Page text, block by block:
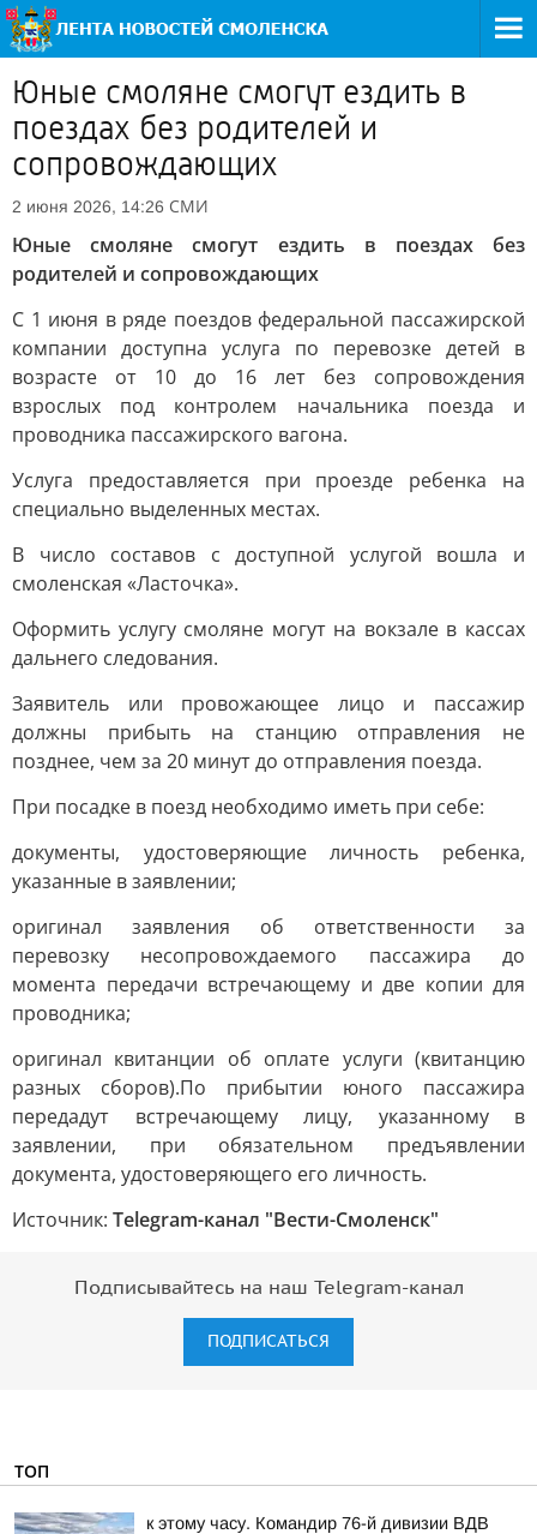
Юные смоляне смогут ездить в
поездах без родителей и
сопровождающих
2 июня 2026, 14:26 СМИ
Юные смоляне смогут ездить в поездах без
родителей и сопровождающих
С 1 июня в ряде поездов федеральной пассажирской
компании доступна услуга по перевозке детей в
возрасте от 10 до 16 лет без сопровождения
взрослых под контролем начальника поезда и
проводника пассажирского вагона.
Услуга предоставляется при проезде ребенка на
специально выделенных местах.
В число составов с доступной услугой вошла и
смоленская «Ласточка».
Оформить услугу смоляне могут на вокзале в кассах
дальнего следования.
Заявитель или провожающее лицо и пассажир
должны прибыть на станцию отправления не
позднее, чем за 20 минут до отправления поезда.
При посадке в поезд необходимо иметь при себе:
документы, удостоверяющие личность ребенка,
указанные в заявлении;
оригинал заявления об ответственности за
перевозку несопровождаемого пассажира до
момента передачи встречающему и две копии для
проводника;
оригинал квитанции об оплате услуги (квитанцию
разных сборов).По прибытии юного пассажира
передадут встречающему лицу, указанному в
заявлении, при обязательном предъявлении
документа, удостоверяющего его личность.
Источник: Telegram-канал "Вести-Смоленск"
Подписывайтесь на наш Telegram-канал
ПОДПИСАТЬСЯ
ТОП
к этому часу. Командир 76-й дивизии ВДВ